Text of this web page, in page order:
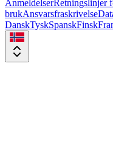
AnmeldelserRetningslinjer
brukAnsvarsfraskrivelse
DanskTyskSpanskFinsk